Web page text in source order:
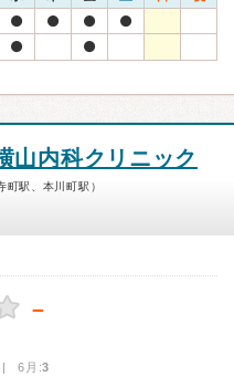
山内科クリニック
駅、本川町駅）
－
6月:3